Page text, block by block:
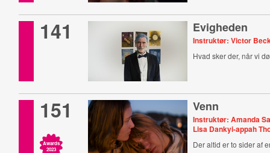
141 Evigheden
Instruktør: Victor
Hvad sker der, når vi
151
Awards
2023
Venn
Instruktør: Amanda
Lisa Dankyi-appah
Der altid er to sider af